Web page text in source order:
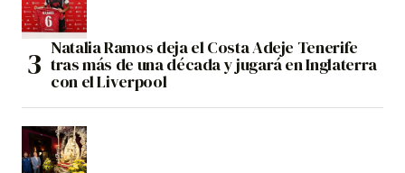
Natalia Ramos deja el Costa Adeje Tenerife
tras más de una década y jugará en Inglaterra
con el Liverpool